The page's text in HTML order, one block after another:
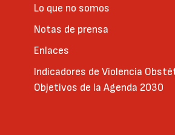
Lo que no somos
Notas de prensa
Enlaces
Indicadores de Violencia
Objetivos de la Agenda 2030